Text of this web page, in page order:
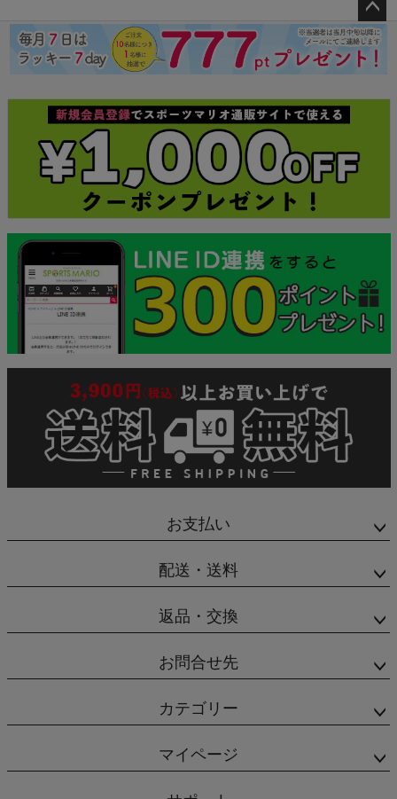
ペー
ジト
ップ
お支払い
配送・送料
返品・交換
お問合せ先
カテゴリー
マイページ